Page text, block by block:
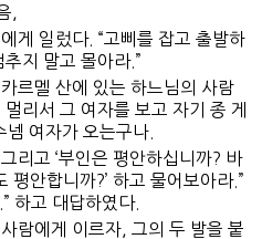
,
게 일렀다. “고삐를 잡고 출발하
지 말고 몰아라.”
르멜 산에 있는 하느님의 사람
리서 그 여자를 보고 자기 종 게
넴 여자가 오는구나.
리고 ‘부인은 평안하십니까? 바
평안합니까?’ 하고 물어보아라.”
하고 대답하였다.
람에게 이르자, 그의 두 발을 붙